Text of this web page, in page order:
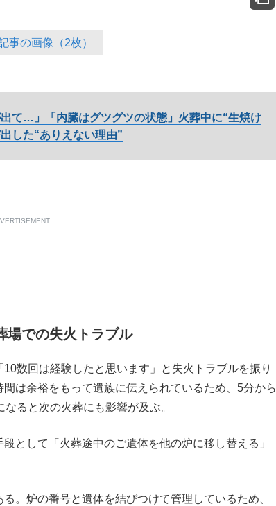
事の画像（2枚）
て…」「内臓はグツグツの状態」火葬中に“生焼け
した“ありえない理由”
場での失火トラブル
数回は経験したと思います」と失火トラブルを振り
は余裕をもって遺族に伝えられているため、5分から
ると次の火葬にも影響が及ぶ。
として「火葬途中のご遺体を他の炉に移し替える」
。炉の番号と遺体を結びつけて管理しているため、